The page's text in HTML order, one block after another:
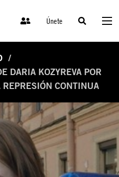
Únete
DARIA KOZYREVA POR
REPRESIÓN CONTINUA